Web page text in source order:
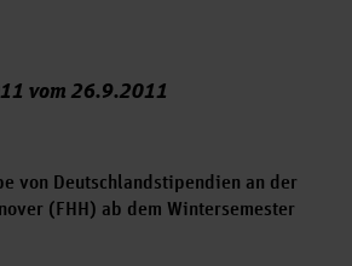
vom 26.9.2011
von Deutschlandstipendien an der
(FHH) ab dem Wintersemester